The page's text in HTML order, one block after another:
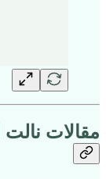
مقالات نالت